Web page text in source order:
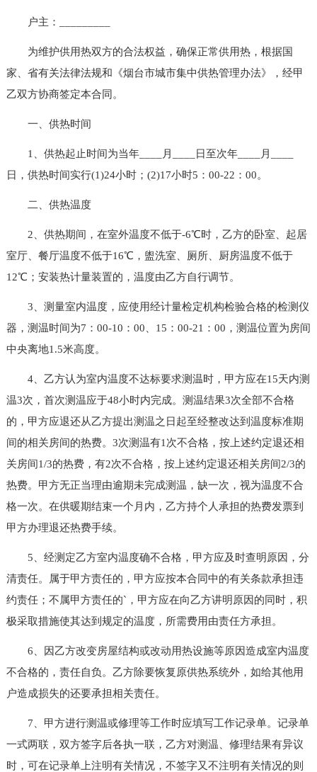
户主：_________
为维护供用热双方的合法权益，确保正常供用热，根据国
家、省有关法律法规和《烟台市城市集中供热管理办法》，经甲
乙双方协商签定本合同。
一、供热时间
1、供热起止时间为当年____月____日至次年____月____
日，供热时间实行(1)24小时；(2)17小时5：00-22：00。
二、供热温度
2、供热期间，在室外温度不低于-6℃时，乙方的卧室、起居
室厅、餐厅温度不低于16℃，盥洗室、厕所、厨房温度不低于
12℃；安装热计量装置的，温度由乙方自行调节。
3、测量室内温度，应使用经计量检定机构检验合格的检测仪
器，测温时间为7：00-10：00、15：00-21：00，测温位置为房间
中央离地1.5米高度。
4、乙方认为室内温度不达标要求测温时，甲方应在15天内测
温3次，首次测温应于48小时内完成。测温结果3次全部不合格
的，甲方应退还从乙方提出测温之日起至经整改达到温度标准期
间的相关房间的热费。3次测温有1次不合格，按上述约定退还相
关房间1/3的热费，有2次不合格，按上述约定退还相关房间2/3的
热费。甲方无正当理由逾期未完成测温，缺一次，视为温度不合
格一次。在供暖期结束一个月内，乙方持个人承担的热费发票到
甲方办理退还热费手续。
5、经测定乙方室内温度确不合格，甲方应及时查明原因，分
清责任。属于甲方责任的，甲方应按本合同中的有关条款承担违
约责任；不属甲方责任的`，甲方应在向乙方讲明原因的同时，积
极采取措施使其达到规定的温度，所需费用由责任方承担。
6、因乙方改变房屋结构或改动用热设施等原因造成室内温度
不合格的，责任自负。乙方除要恢复原供热系统外，如给其他用
户造成损失的还要承担相关责任。
7、甲方进行测温或修理等工作时应填写工作记录单。记录单
一式两联，双方签字后各执一联，乙方对测温、修理结果有异议
时，可在记录单上注明有关情况，不签字又不注明有关情况的则